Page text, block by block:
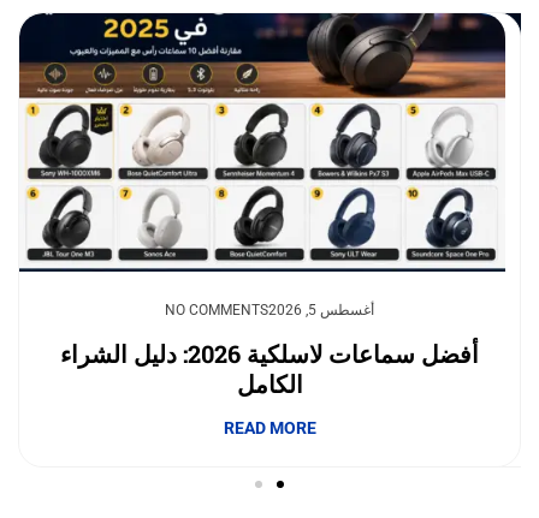
NO COMMENTS
وداعًا لقلق نفاد الشحن.. بطاريات السيليكون
والكربون تغيّر مستقبل الجوالات
READ MORE
أغسطس 5, 2026 NO COMMENTS
أفضل سماعات لاسلكية 2026: دليل الشراء
الكامل
READ MORE